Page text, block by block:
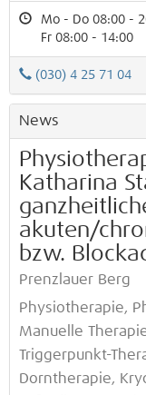
Mo - Do 08:00 -
Fr 08:00 - 14:00
(030) 4 25 71 04
News
Katharina
akuten/
bzw.
Prenzlauer Berg
Physiotherapie,
Manuelle
Triggerpunkt-
Dorntherapie,